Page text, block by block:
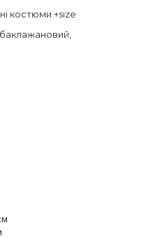
костюми +size
баклажановий